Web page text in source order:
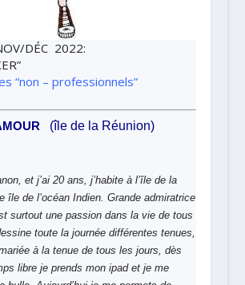
DÉC 2022:
“non – professionnels”
(île de la Réunion)
et j’ai 20 ans, j’habite à l’île de la
île de l’océan Indien. Grande admiratrice
surtout une passion dans la vie de tous
toute la journée différentes tenues,
à la tenue de tous les jours, dès
libre je prends mon ipad et je me